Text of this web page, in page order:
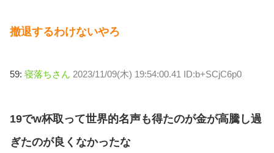
撤退するわけないやろ
59: 寝落ちさん 2023/11/09(木) 19:54:00.41 ID:b+SCjC6p0
19でw杯取って世界的名声も得たのが金が高騰し過
ぎたのが良くなかったな